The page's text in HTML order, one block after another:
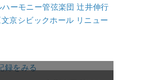
ーモニー管弦楽団 辻井伸行
京シビックホール リニュー
録をみる